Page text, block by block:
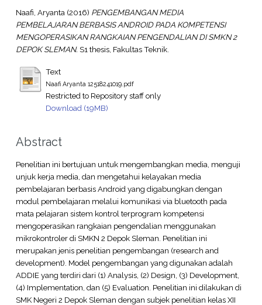
Naafi, Aryanta(2016) PENGEMBANGAN MEDIA
PEMBELAJARAN BERBASIS ANDROID PADA KOMPETENSI
MENGOPERASIKAN RANGKAIAN PENGENDALIAN DI SMKN 2
DEPOK SLEMAN. S1 thesis, Fakultas Teknik.
Text
Naafi Aryanta 12518241019.pdf
Restricted to Repository staff only
Download (19MB)
Abstract
Penelitian ini bertujuan untuk mengembangkan media, menguji
unjuk kerja media, dan mengetahui kelayakan media
pembelajaran berbasis Android yang digabungkan dengan
modul pembelajaran melalui komunikasi via bluetooth pada
mata pelajaran sistem kontrol terprogram kompetensi
mengoperasikan rangkaian pengendalian menggunakan
mikrokontroler di SMKN 2 Depok Sleman. Penelitian ini
merupakan jenis penelitian pengembangan (research and
development). Model pengembangan yang digunakan adalah
ADDIE yang terdiri dari (1) Analysis, (2) Design, (3) Development,
(4) Implementation, dan (5) Evaluation. Penelitian ini dilakukan di
SMK Negeri 2 Depok Sleman dengan subjek penelitian kelas XII